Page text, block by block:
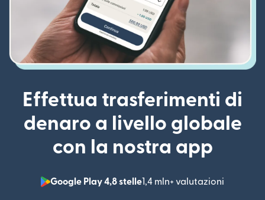
Effettua trasferimenti di
denaro a livello globale
con la nostra app
Google Play 4,8 stelle1,4 mln+ valutazioni